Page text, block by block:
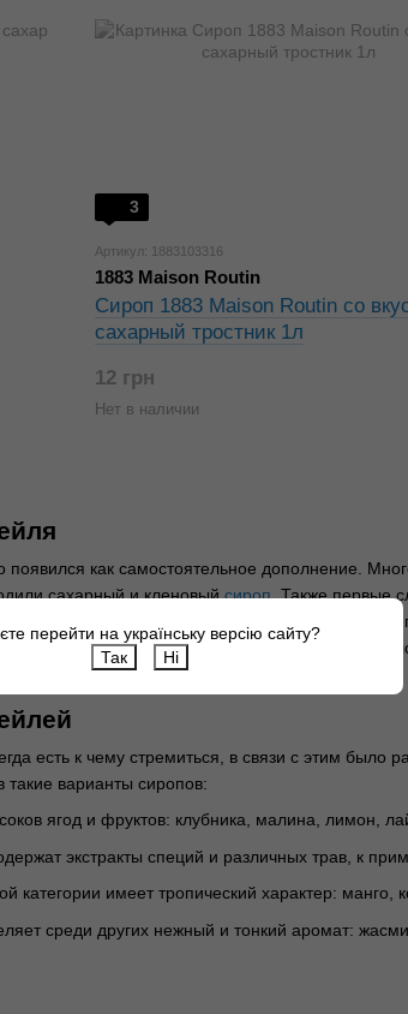
как самостоятельное дополнение.
сахарный и кленовыйсироп. Также первые
завоевание сердец эстетов еще задолго до
сладости, но со временем мастера
и экстракты.
есть к чему стремиться, в связи с этим было
такие варианты сиропов:
ягод и фруктов: клубника, малина, лимон,
экстракты специй и различных трав, к
категории имеет тропический характер: манго,
среди других нежный и тонкий аромат:
3
Артикул: 1883103316
1883 Maison Routin
Сироп 1883 Maison Routin со
сахарный тростник 1л
12 грн
Нет в наличии
перейти на українську версію сайту?
Так
Ні